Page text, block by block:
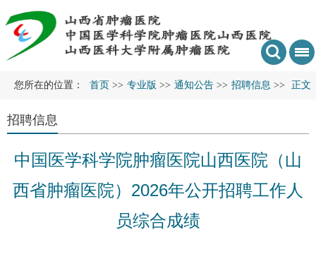
您所在的位置： 首页 >> 专业版 >> 通知公告 >> 招聘信息 >> 正文
招聘信息
中国医学科学院肿瘤医院山西医院（山
西省肿瘤医院）2026年公开招聘工作人
员综合成绩